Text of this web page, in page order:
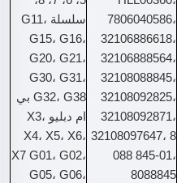
7806040586،
32106886618،
32106888564،
32108088845،
32108092825،
32108092871،
32108097647، 8
088 845-01،
8088845
سلسلة G11،
G15، G16،
G20، G21،
G30، G31،
G32، G38 بي
ام دبليو X3،
X4، X5، X6،
X7 G01، G02،
G05، G06،